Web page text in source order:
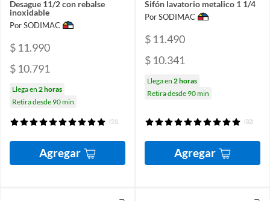
Desague 11/2 con rebalse
inoxidable
Por SODIMAC
$ 11.990
$ 10.791
Llega en 2 horas
Retira desde 90 min
(51)
Agregar
Sifón lavatorio metalico 1 1/4
Por SODIMAC
$ 11.490
$ 10.341
Llega en 2 horas
Retira desde 90 min
(32)
Agregar